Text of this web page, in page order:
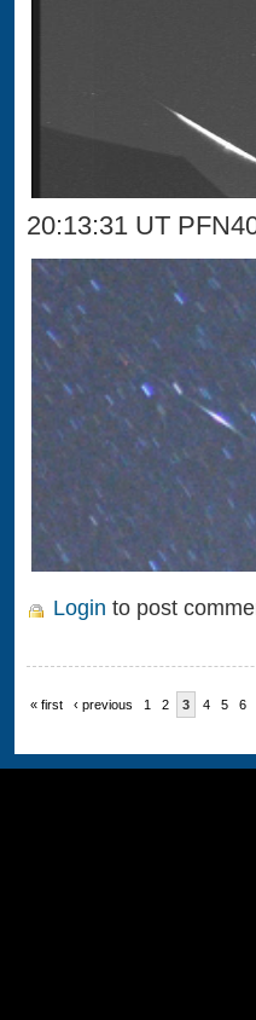
20:13:31 UT
Login to post
« first ‹ previous 1 2 3 4 5 6